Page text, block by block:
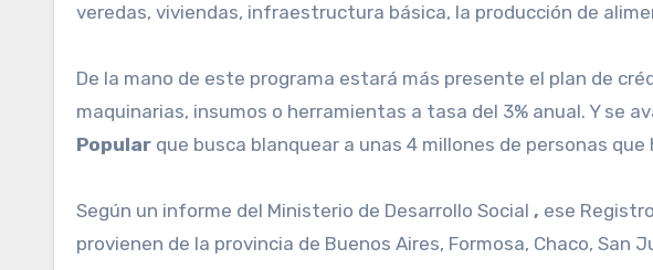
veredas, viviendas, infraestructura básica, la producción de
De la mano de este programa estará más presente el plan de
maquinarias, insumos o herramientas a tasa del 3% anual. Y se
Popular que busca blanquear a unas 4 millones de personas
Según un informe del Ministerio de Desarrollo Social , ese
provienen de la provincia de Buenos Aires, Formosa, Chaco, San